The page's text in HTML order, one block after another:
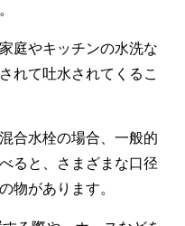
庭やキッチンの水洗な
れて吐水されてくるこ
合水栓の場合、一般的
ると、さまざまな口径
物があります。